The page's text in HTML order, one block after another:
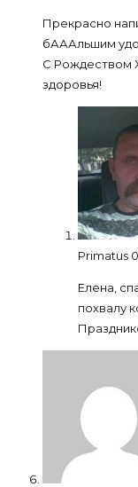
Прекрасно
бАААльшим
С Рождеством
здоровья!
Primatus
Елена,
похвалу